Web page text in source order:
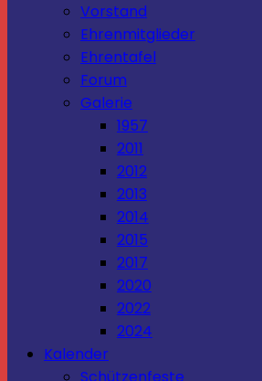
Vorstand
Ehrenmitglieder
Ehrentafel
Forum
Galerie
1957
2011
2012
2013
2014
2015
2017
2020
2022
2024
Kalender